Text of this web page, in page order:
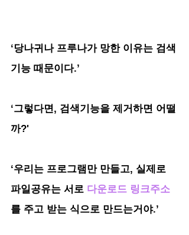
‘당나귀나 프루나가 망한 이유는 검색
기능 때문이다.’
‘그렇다면, 검색기능을 제거하면 어떨
까?'
‘우리는 프로그램만 만들고, 실제로
파일공유는 서로 다운로드 링크주소
를 주고 받는 식으로 만드는거야.’